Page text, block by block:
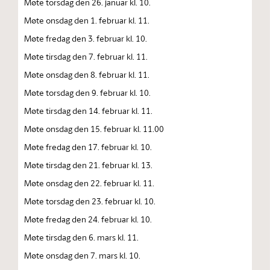
Møte onsdag den 1. februar kl. 11.
Møte fredag den 3. februar kl. 10.
Møte tirsdag den 7. februar kl. 11.
Møte onsdag den 8. februar kl. 11.
Møte torsdag den 9. februar kl. 10.
Møte tirsdag den 14. februar kl. 11.
Møte onsdag den 15. februar kl. 11.00
Møte fredag den 17. februar kl. 10.
Møte tirsdag den 21. februar kl. 13.
Møte onsdag den 22. februar kl. 11.
Møte torsdag den 23. februar kl. 10.
Møte fredag den 24. februar kl. 10.
Møte tirsdag den 6. mars kl. 11.
Møte onsdag den 7. mars kl. 10.